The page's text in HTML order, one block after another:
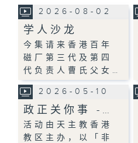
2026-08-02
学人沙龙
今集请来香港百年
磁厂第三代及第四
代负责人曹氏父女…
2026-05-10
政正关你事 -…
活动由天主教香港
教区主办，以「非